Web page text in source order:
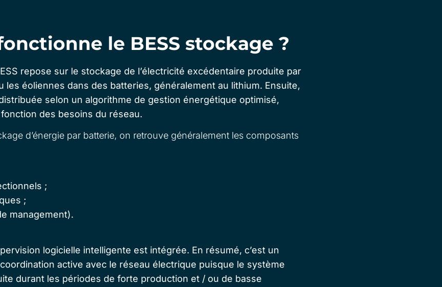
le BESS stockage ?
repose sur le stockage de l’électricité excédentaire produite par
les éoliennes dans des batteries, généralement au lithium. Ensuite,
selon un algorithme de gestion énergétique optimisé,
des besoins du réseau.
d’énergie par batterie, on retrouve généralement les composants
;
;
management).
logicielle intelligente est intégrée. En résumé, c’est un
active avec le réseau électrique puisque le système
durant les périodes de forte production et / ou de basse